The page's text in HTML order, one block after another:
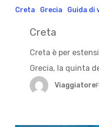
Creta Grecia Guida di
Creta
Creta è per
Grecia, la quinta
Viaggiatore